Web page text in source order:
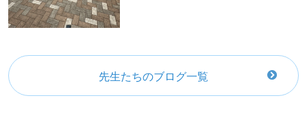
先生たちのブログ一覧